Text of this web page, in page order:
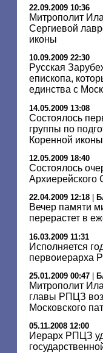
22.09.2009 10:36
Митрополит
Сергиевой
иконы
10.09.2009 22:30
Русская
епископа,
единства с
14.05.2009 13:08
Состоялось
группы по
Коренной
12.05.2009 18:40
Состоялось
22.04.2009 12:18
Вечер памяти
перерастет в
16.03.2009 11:31
Исполняется
первоиерарха
25.01.2009 00:47
Митрополит
главы РПЦЗ
Московского
05.11.2008 12:00
Иерарх РПЦЗ